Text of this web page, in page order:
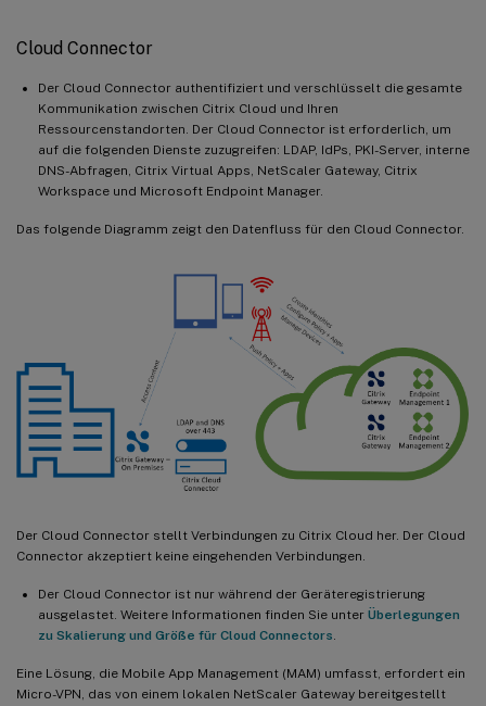
Cloud Connector
Der Cloud Connector authentifiziert und verschlüsselt die gesamte
Kommunikation zwischen Citrix Cloud und Ihren
Ressourcenstandorten. Der Cloud Connector ist erforderlich, um
auf die folgenden Dienste zuzugreifen: LDAP, IdPs, PKI-Server, interne
DNS-Abfragen, Citrix Virtual Apps, NetScaler Gateway, Citrix
Workspace und Microsoft Endpoint Manager.
Das folgende Diagramm zeigt den Datenfluss für den Cloud Connector.
Der Cloud Connector stellt Verbindungen zu Citrix Cloud her. Der Cloud
Connector akzeptiert keine eingehenden Verbindungen.
Der Cloud Connector ist nur während der Geräteregistrierung
ausgelastet. Weitere Informationen finden Sie unter Überlegungen
zu Skalierung und Größe für Cloud Connectors.
Eine Lösung, die Mobile App Management (MAM) umfasst, erfordert ein
Micro-VPN, das von einem lokalen NetScaler Gateway bereitgestellt